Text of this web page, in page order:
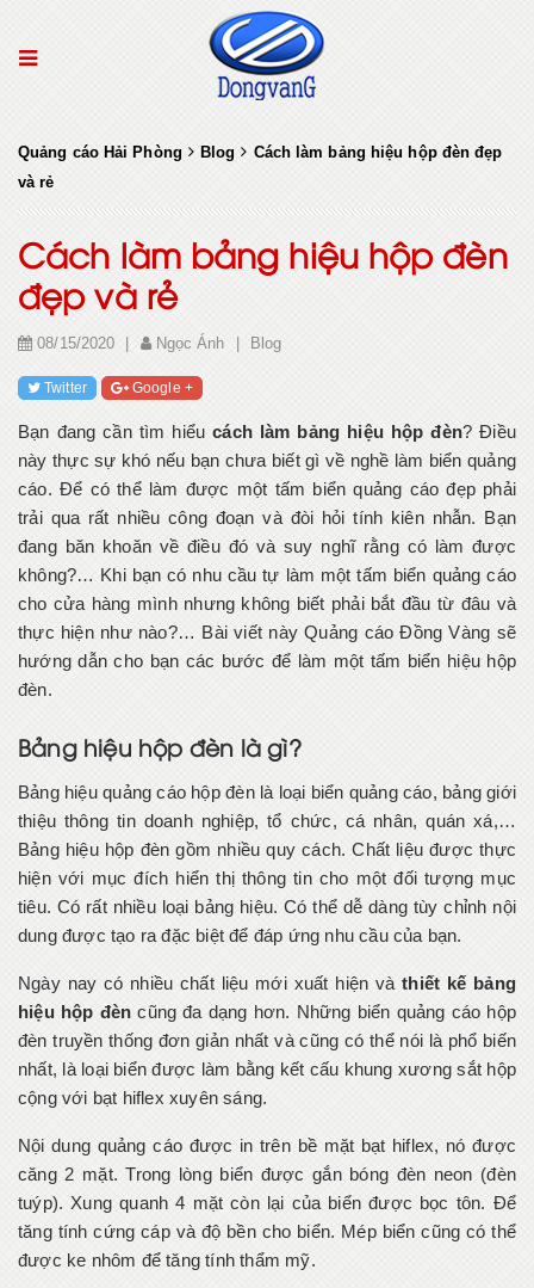
Quảng cáo Hải Phòng Blog
Cách làm bảng hiệu hộp đèn đẹp
và rẻ
Cách làm bảng hiệu hộp đèn
đẹp và rẻ
08/15/2020 Ngọc Ánh Blog
Twitter Google +
Bạn đang cần tìm hiểucách làm bảng hiệu hộp đèn? Điều
này thực sự khó nếu bạn chưa biết gì về nghề làm biển quảng
cáo. Để có thể làm được một tấm biển quảng cáo đẹp phải
trải qua rất nhiều công đoạn và đòi hỏi tính kiên nhẫn. Bạn
đang băn khoăn về điều đó và suy nghĩ rằng có làm được
không?… Khi bạn có nhu cầu tự làm một tấm biển quảng cáo
cho cửa hàng mình nhưng không biết phải bắt đầu từ đâu và
thực hiện như nào?… Bài viết này Quảng cáo Đồng Vàng sẽ
hướng dẫn cho bạn các bước để làm một tấm biển hiệu hộp
đèn.
Bảng hiệu hộp đèn là gì?
Bảng hiệu quảng cáo hộp đèn là loại biển quảng cáo, bảng giới
thiệu thông tin doanh nghiệp, tổ chức, cá nhân, quán xá,…
Bảng hiệu hộp đèn gồm nhiều quy cách. Chất liệu được thực
hiện với mục đích hiển thị thông tin cho một đối tượng mục
tiêu. Có rất nhiều loại bảng hiệu. Có thể dễ dàng tùy chỉnh nội
dung được tạo ra đặc biệt để đáp ứng nhu cầu của bạn.
Ngày nay có nhiều chất liệu mới xuất hiện vàthiết kế bảng
hiệu hộp đèn cũng đa dạng hơn. Những biển quảng cáo hộp
đèn truyền thống đơn giản nhất và cũng có thể nói là phổ biến
nhất, là loại biển được làm bằng kết cấu khung xương sắt hộp
cộng với bạt hiflex xuyên sáng.
Nội dung quảng cáo được in trên bề mặt bạt hiflex, nó được
căng 2 mặt. Trong lòng biển được gắn bóng đèn neon (đèn
tuýp). Xung quanh 4 mặt còn lại của biển được bọc tôn. Để
tăng tính cứng cáp và độ bền cho biển. Mép biển cũng có thể
được ke nhôm để tăng tính thẩm mỹ.